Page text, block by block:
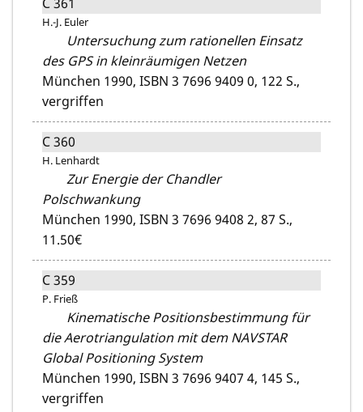
H.-J. Euler
Untersuchung zum rationellen Einsatz
des GPS in kleinräumigen Netzen
München 1990, ISBN 3 7696 9409 0, 122 S.,
vergriffen
C 360
H. Lenhardt
Zur Energie der Chandler
Polschwankung
München 1990, ISBN 3 7696 9408 2, 87 S.,
11.50€
C 359
P. Frieß
Kinematische Positionsbestimmung für
die Aerotriangulation mit dem NAVSTAR
Global Positioning System
München 1990, ISBN 3 7696 9407 4, 145 S.,
vergriffen